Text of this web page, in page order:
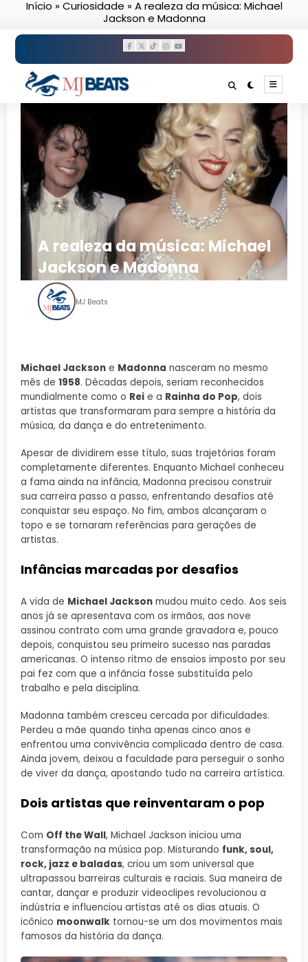
Início »Curiosidade »A realeza da música: Michael
Jackson e Madonna
A realeza da música: Michael
Jackson e Madonna
MJ Beats
Michael Jackson e Madonna nasceram no mesmo
mês de 1958. Décadas depois, seriam reconhecidos
mundialmente como o Rei e a Rainha do Pop, dois
artistas que transformaram para sempre a história da
música, da dança e do entretenimento.
Apesar de dividirem esse título, suas trajetórias foram
completamente diferentes. Enquanto Michael conheceu
a fama ainda na infância, Madonna precisou construir
sua carreira passo a passo, enfrentando desafios até
conquistar seu espaço. No fim, ambos alcançaram o
topo e se tornaram referências para gerações de
artistas.
Infâncias marcadas por desafios
A vida de Michael Jackson mudou muito cedo. Aos seis
anos já se apresentava com os irmãos, aos nove
assinou contrato com uma grande gravadora e, pouco
depois, conquistou seu primeiro sucesso nas paradas
americanas. O intenso ritmo de ensaios imposto por seu
pai fez com que a infância fosse substituída pelo
trabalho e pela disciplina.
Madonna também cresceu cercada por dificuldades.
Perdeu a mãe quando tinha apenas cinco anos e
enfrentou uma convivência complicada dentro de casa.
Ainda jovem, deixou a faculdade para perseguir o sonho
de viver da dança, apostando tudo na carreira artística.
Dois artistas que reinventaram o pop
Com Off the Wall, Michael Jackson iniciou uma
transformação na música pop. Misturando funk, soul,
rock, jazz e baladas, criou um som universal que
ultrapassou barreiras culturais e raciais. Sua maneira de
cantar, dançar e produzir videoclipes revolucionou a
indústria e influenciou artistas até os dias atuais. O
icônico moonwalk tornou-se um dos movimentos mais
famosos da história da dança.